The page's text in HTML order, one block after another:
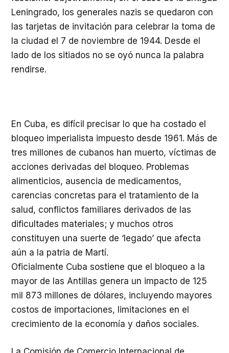
Leningrado, los generales nazis se quedaron con
las tarjetas de invitación para celebrar la toma de
la ciudad el 7 de noviembre de 1944. Desde el
lado de los sitiados no se oyó nunca la palabra
rendirse.
En Cuba, es difícil precisar lo que ha costado el
bloqueo imperialista impuesto desde 1961. Más de
tres millones de cubanos han muerto, víctimas de
acciones derivadas del bloqueo. Problemas
alimenticios, ausencia de medicamentos,
carencias concretas para el tratamiento de la
salud, conflictos familiares derivados de las
dificultades materiales; y muchos otros
constituyen una suerte de ‘legado’ que afecta
aún a la patria de Martí.
Oficialmente Cuba sostiene que el bloqueo a la
mayor de las Antillas genera un impacto de 125
mil 873 millones de dólares, incluyendo mayores
costos de importaciones, limitaciones en el
crecimiento de la economía y daños sociales.